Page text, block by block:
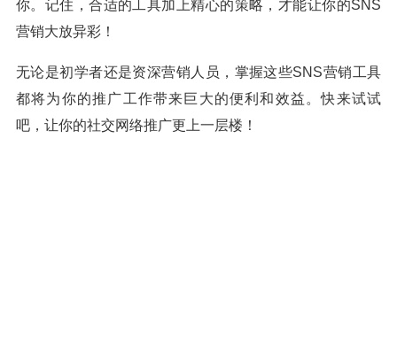
你。记住，合适的工具加上精心的策略，才能让你的SNS
营销大放异彩！
无论是初学者还是资深营销人员，掌握这些SNS营销工具
都将为你的推广工作带来巨大的便利和效益。快来试试
吧，让你的社交网络推广更上一层楼！